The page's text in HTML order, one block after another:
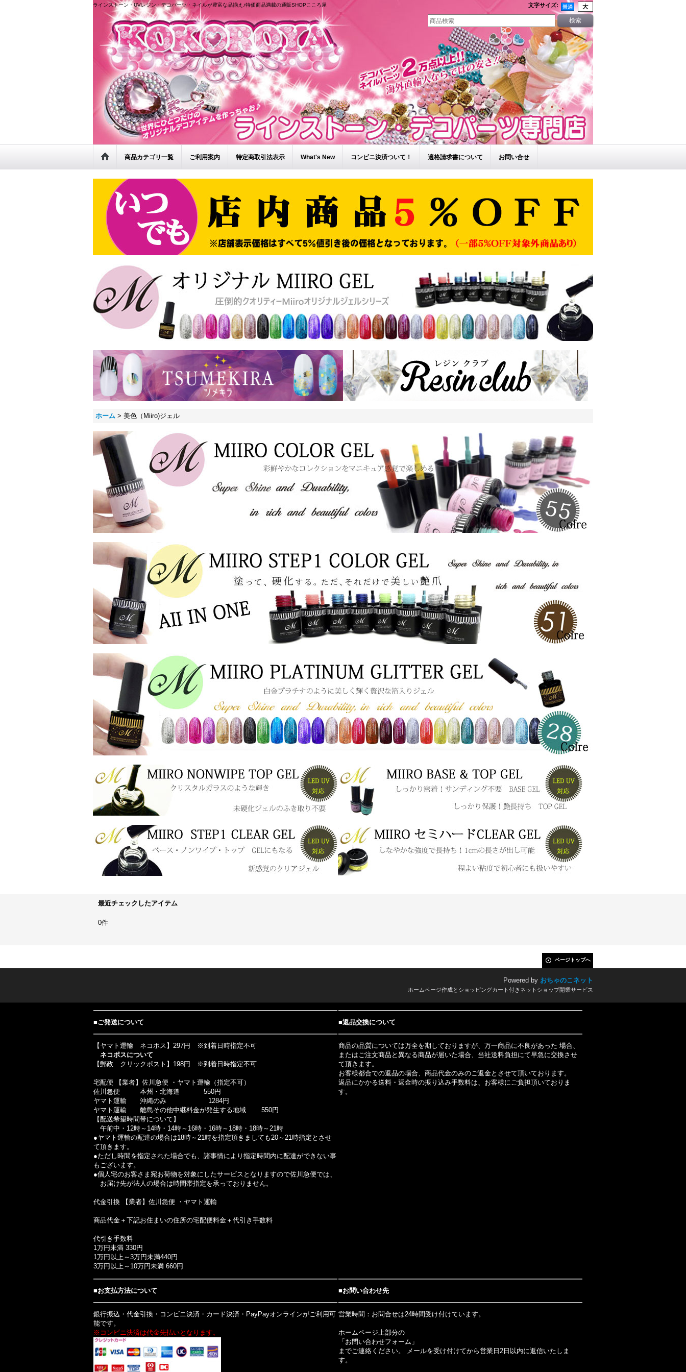
ラインストーン・UVレジン・デコパーツ・ネイルが豊富な品揃え♪特価商品満載の通販SHOPこころ屋 文字サイズ:
商品カテゴリ一覧 ご利用案内 特定商取引法表示 What's New コンビニ決済ついて！ 適格請求書について お問い合せ
ホーム > 美色（Miiro)ジェル
最近チェックしたアイテム
0件
ページトップへ
Powered by おちゃのこネット
ホームページ作成とショッピングカート付きネットショップ開業サービス
■ご発送について
【ヤマト運輸 ネコポス】297円 ※到着日時指定不可
ネコポスについて
【郵政 クリックポスト】198円 ※到着日時指定不可
宅配便 【業者】佐川急便 ・ヤマト運輸（指定不可）
佐川急便 本州・北海道 550円
ヤマト運輸 沖縄のみ 1284円
ヤマト運輸 離島その他中継料金が発生する地域 550円
【配送希望時間帯について】
午前中・12時～14時・14時～16時・16時～18時・18時～21時
●ヤマト運輸の配達の場合は18時～21時を指定頂きましても20～21時指定とさせ
て頂きます。
●ただし時間を指定された場合でも、諸事情により指定時間内に配達ができない事
もございます。
●個人宅のお客さま宛お荷物を対象にしたサービスとなりますので佐川急便では、
お届け先が法人の場合は時間帯指定を承っておりません。
代金引換 【業者】佐川急便 ・ヤマト運輸
商品代金＋下記お住まいの住所の宅配便料金＋代引き手数料
代引き手数料
1万円未満 330円
1万円以上～3万円未満440円
3万円以上～10万円未満 660円
■返品交換について
商品の品質については万全を期しておりますが、万一商品に不良があった 場合、
またはご注文商品と異なる商品が届いた場合、当社送料負担にて早急に交換させ
て頂きます。
お客様都合での返品の場合、商品代金のみのご返金とさせて頂いております。
返品にかかる送料・返金時の振り込み手数料は、お客様にご負担頂いておりま
す。
■お支払方法について
銀行振込・代金引換・コンビニ決済・カード決済・PayPayオンラインがご利用可
能です。
※コンビニ決済は代金先払いとなります。
■お問い合わせ先
営業時間：お問合せは24時間受け付けています。
ホームページ上部分の
「お問い合わせフォーム」
までご連絡ください。 メールを受け付けてから営業日2日以内に返信いたしま
す。